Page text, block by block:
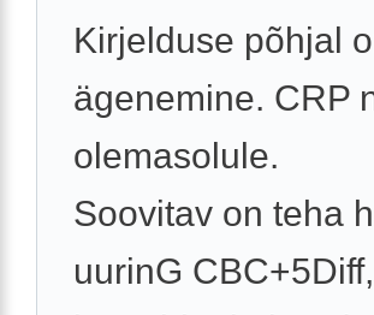
Kirjelduse põhjal
ägenemine. CRP
olemasolule.
Soovitav on teha
uurinG